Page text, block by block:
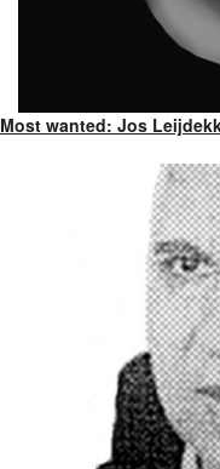
Most wanted: Jos